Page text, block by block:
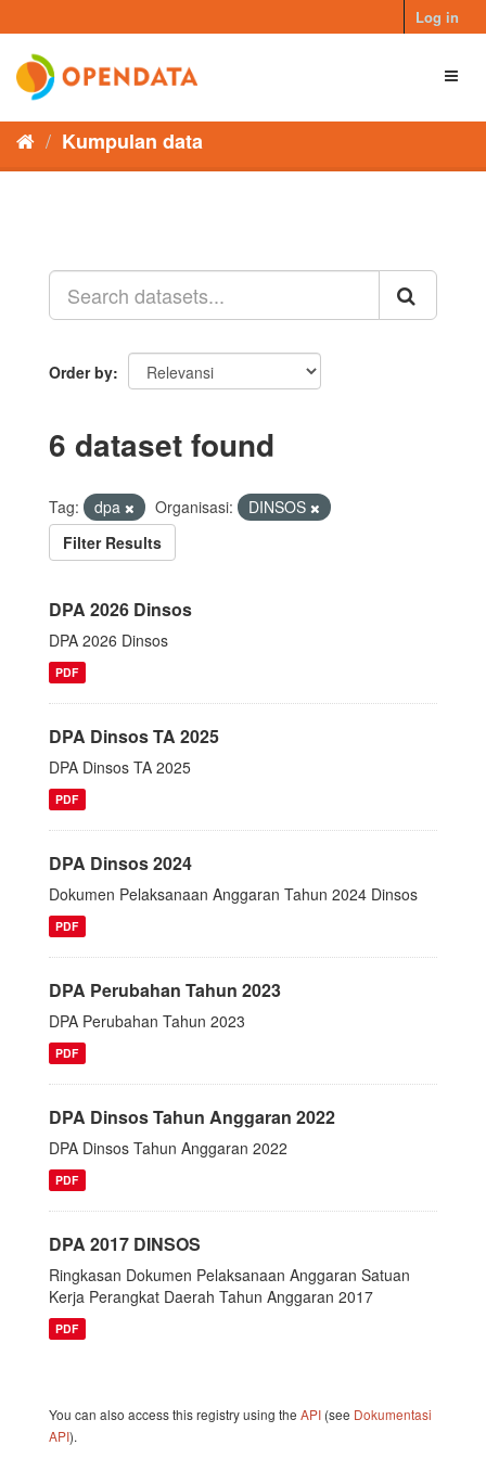
to
content
Log in
Kumpulan data
Order by
6 dataset found
Tag: dpa Organisasi:
DINSOS
Filter Results
DPA 2026 Dinsos
DPA 2026 Dinsos
PDF
DPA Dinsos TA 2025
DPA Dinsos TA 2025
PDF
DPA Dinsos 2024
Dokumen Pelaksanaan Anggaran Tahun 2024 Dinsos
PDF
DPA Perubahan Tahun 2023
DPA Perubahan Tahun 2023
PDF
DPA Dinsos Tahun Anggaran 2022
DPA Dinsos Tahun Anggaran 2022
PDF
DPA 2017 DINSOS
Ringkasan Dokumen Pelaksanaan Anggaran Satuan
Kerja Perangkat Daerah Tahun Anggaran 2017
PDF
You can also access this registry using the API (see Dokumentasi
API).